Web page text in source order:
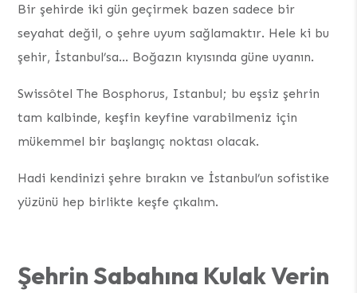
Bir şehirde iki gün geçirmek bazen sadece bir
seyahat değil, o şehre uyum sağlamaktır. Hele ki bu
şehir, İstanbul’sa… Boğazın kıyısında güne uyanın.
Swissôtel The Bosphorus, Istanbul; bu eşsiz şehrin
tam kalbinde, keşfin keyfine varabilmeniz için
mükemmel bir başlangıç noktası olacak.
Hadi kendinizi şehre bırakın ve İstanbul’un sofistike
yüzünü hep birlikte keşfe çıkalım.
Şehrin Sabahına Kulak Verin